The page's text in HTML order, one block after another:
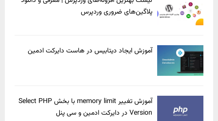
پلاگین‌های ضروری وردپرس
آموزش ایجاد دیتابیس در هاست دایرکت ادمین
آموزش تغییر memory limit با بخش Select PHP
Version در دایرکت ادمین و سی پنل